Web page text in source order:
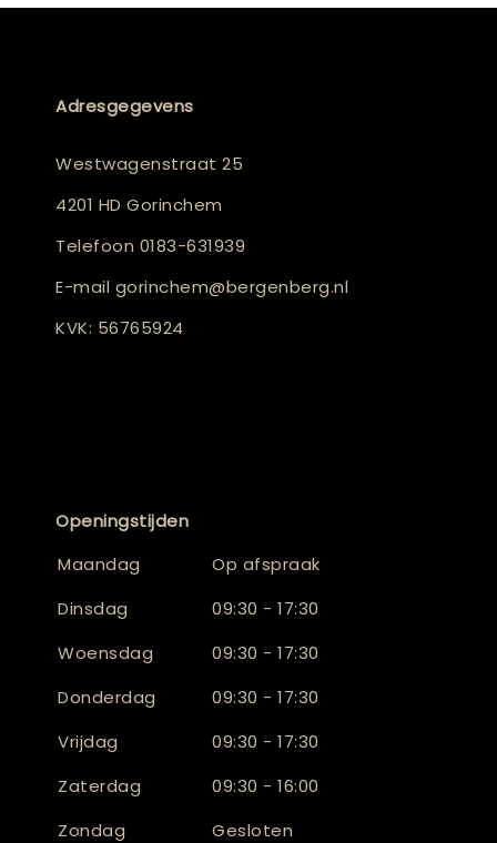
Adresgegevens
Westwagenstraat 25
4201 HD Gorinchem
Telefoon 0183-631939
E-mail gorinchem@bergenberg.nl
KVK: 56765924
Openingstijden
Maandag
Op afspraak
Dinsdag
09:30 - 17:30
Woensdag
09:30 - 17:30
Donderdag
09:30 - 17:30
Vrijdag
09:30 - 17:30
Zaterdag
09:30 - 16:00
Zondag
Gesloten